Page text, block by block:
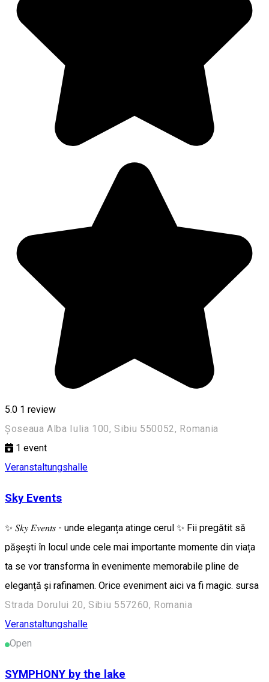
5.0 1 review
Șoseaua Alba Iulia 100, Sibiu 550052, Romania
1 event
Veranstaltungshalle
Sky Events
✨ 𝑆𝑘𝑦 𝐸𝑣𝑒𝑛𝑡𝑠 - unde eleganța atinge cerul ✨ Fii pregătit să
pășești în locul unde cele mai importante momente din viața
ta se vor transforma în evenimente memorabile pline de
eleganță și rafinamen. Orice eveniment aici va fi magic. sursa
Strada Dorului 20, Sibiu 557260, Romania
Veranstaltungshalle
Open
SYMPHONY by the lake